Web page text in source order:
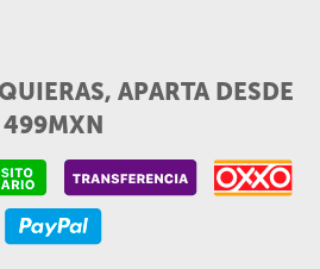
APARTA DESDE
499MXN